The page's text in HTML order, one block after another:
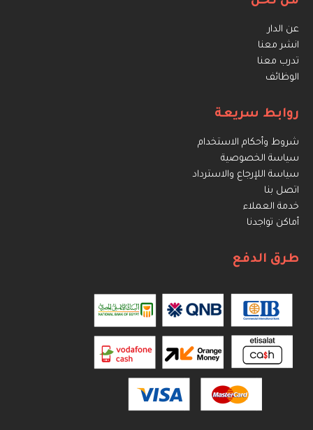
عن الدار
انشر معنا
تدرب معنا
الوظائف
روابط سريعة
شروط وأحكام الاستخدام
سياسة الخصوصية
سياسة اللإرجاع والاسترداد
اتصل بنا
خدمة العملاء
أماكن تواجدنا
طرق الدفع